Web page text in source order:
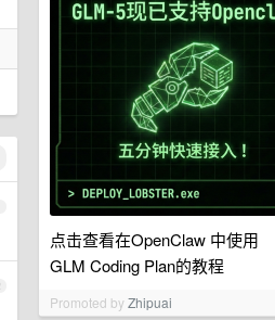
点击查看在OpenClaw 中使用
GLM Coding Plan的教程
Promoted byZhipuai